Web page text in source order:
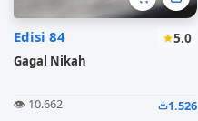
Edisi 84 5.0
Gagal Nikah
👁️ 10.662 1.526